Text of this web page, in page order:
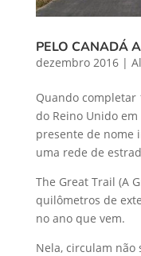
PELO CANADÁ
dezembro 2016|
Quando completar
do Reino Unido
presente de nome
uma rede de
The Great Trail (A
quilômetros de
no ano que vem.
Nela, circulam não